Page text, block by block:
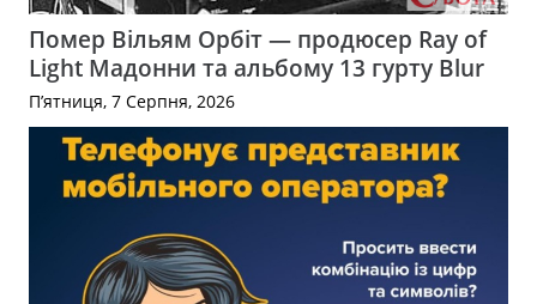
Помер Вільям Орбіт — продюсер Ray of
Light Мадонни та альбому 13 гурту Blur
П’ятниця, 7 Серпня, 2026